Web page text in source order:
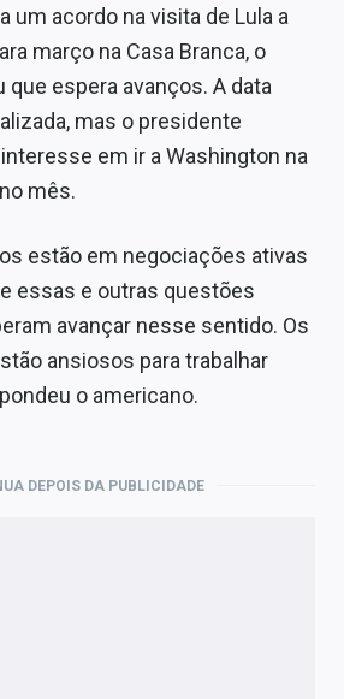
um acordo na visita de Lula a
março na Casa Branca, o
que espera avanços. A data
mas o presidente
em ir a Washington na
mês.
estão em negociações ativas
essas e outras questões
avançar nesse sentido. Os
ansiosos para trabalhar
o americano.
DEPOIS DA PUBLICIDADE